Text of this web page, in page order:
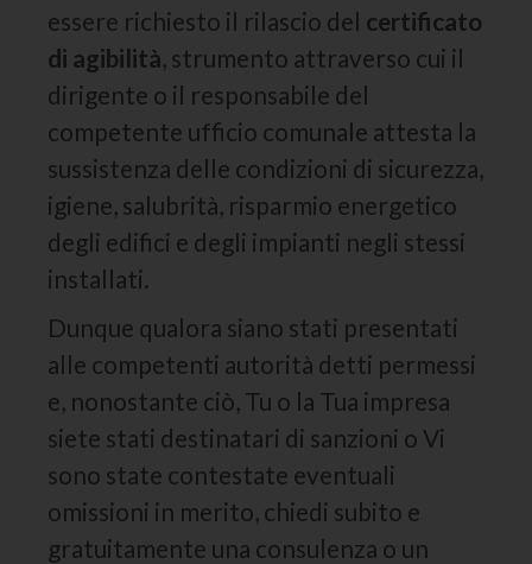
essere richiesto il rilascio del certificato
di agibilità, strumento attraverso cui il
dirigente o il responsabile del
competente ufficio comunale attesta la
sussistenza delle condizioni di sicurezza,
igiene, salubrità, risparmio energetico
degli edifici e degli impianti negli stessi
installati.
Dunque qualora siano stati presentati
alle competenti autorità detti permessi
e, nonostante ciò, Tu o la Tua impresa
siete stati destinatari di sanzioni o Vi
sono state contestate eventuali
omissioni in merito, chiedi subito e
gratuitamente una consulenza o un